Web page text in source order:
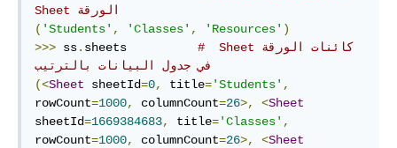
الورقة Sheet
( 'Students' , 'Classes' , 'Resources' )
>>> ss. sheets # كائنات الورقة‫ Sheet
في جدول البيانات بالترتيب
(<Sheet sheetId=0, title='Students' ,
rowCount=1000, columnCount=26>, <Sheet
sheetId=1669384683, title='Classes' ,
rowCount=1000, columnCount=26>, <Sheet